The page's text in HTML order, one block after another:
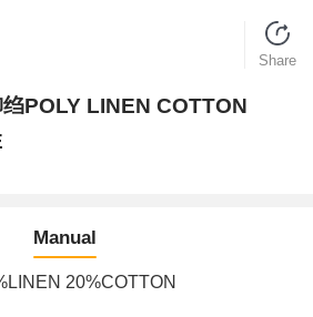
Share
POLY LINEN COTTON
Manual
20%COTTON